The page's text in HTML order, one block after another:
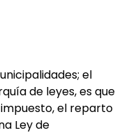
el
de leyes, es que
el reparto
Ley de